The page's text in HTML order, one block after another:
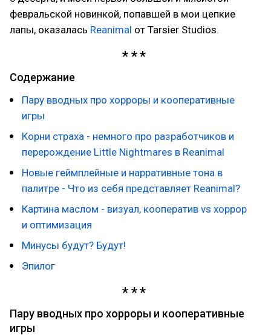
февральской новинкой, попавшей в мои цепкие
лапы, оказалась Reanimal от Tarsier Studios.
Содержание
Пару вводных про хорроры и кооперативные
игры
Корни страха - немного про разработчиков и
перерождение Little Nightmares в Reanimal
Новые геймплейные и нарративные тона в
палитре - Что из себя представляет Reanimal?
Картина маслом - визуал, кооператив vs хоррор
и оптимизация
Минусы будут? Будут!
Эпилог
Пару вводных про хорроры и кооперативные
игры